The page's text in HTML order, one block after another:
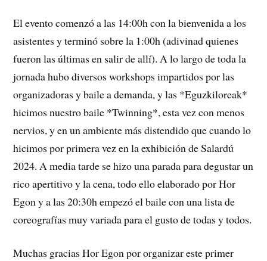
El evento comenzó a las 14:00h con la bienvenida a los
asistentes y terminó sobre la 1:00h (adivinad quienes
fueron las últimas en salir de allí). A lo largo de toda la
jornada hubo diversos workshops impartidos por las
organizadoras y baile a demanda, y las *Eguzkiloreak*
hicimos nuestro baile *Twinning*, esta vez con menos
nervios, y en un ambiente más distendido que cuando lo
hicimos por primera vez en la exhibición de Salardú
2024. A media tarde se hizo una parada para degustar un
rico apertitivo y la cena, todo ello elaborado por Hor
Egon y a las 20:30h empezó el baile con una lista de
coreografías muy variada para el gusto de todas y todos.
Muchas gracias Hor Egon por organizar este primer